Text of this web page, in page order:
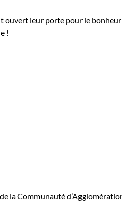
leur porte pour le bonheur
!
la Communauté